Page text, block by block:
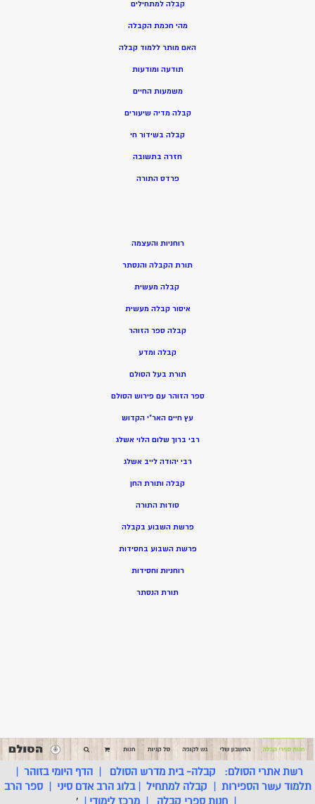
קבלה למתחילים
מהי חכמת הקבלה
האם מותר ללמוד קבלה
תודעה ומודעות
משמעות החיים
קבלה מדיה שיעורים
קבלה בשידור חי
חזרה בתשובה
פרדס התורה
רוחניות והעצמה
תורת הקבלה והנסתר
קבלה מעשית
איסור קבלה מעשית
קבלה ספר הזוהר
קבלה ומדע
תורת בעל הסולם
ספר הזוהר עם פירוש הסולם
עץ חיים האר”י הקדוש
רבי ברוך שלום הלוי אשלג
רבי יהודה לייב אשלג
קבלה ותורת החן
סודות התורה
פרשת השבוע בקבלה
פרשת השבוע בחסידות
רוחניות וחסידות
תורת הנסתר
רשת אתרי הסולם: קבלה- בית מדרש הסולם |הדף היומי בזוהר
תלמוד עשר הספירות
קבלה למתחיל |בלוג הרב אדם סיני |ספר הרב